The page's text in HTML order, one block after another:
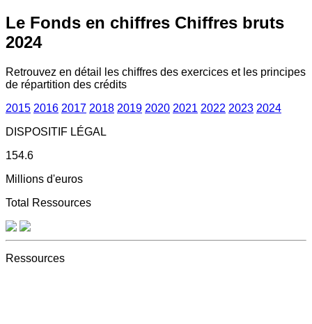
Le Fonds en chiffres Chiffres bruts
2024
Retrouvez en détail les chiffres des exercices et les principes
de répartition des crédits
2015 2016 2017 2018 2019 2020 2021 2022 2023 2024
DISPOSITIF LÉGAL
154.6
Millions d'euros
Total Ressources
Ressources